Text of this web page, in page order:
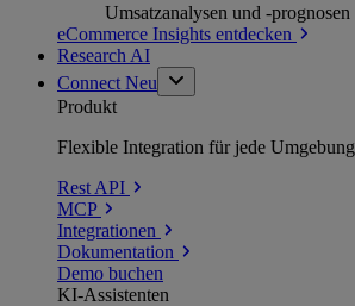
Umsatzanalysen und -prognosen
eCommerce Insights entdecken
Research AI
Connect Neu
Produkt
Flexible Integration für jede Umgebung
Rest API
MCP
Integrationen
Dokumentation
Demo buchen
KI-Assistenten